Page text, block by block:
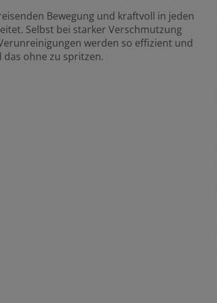
Bewegung und kraftvoll in jeden
Selbst bei starker Verschmutzung
werden so effizient und
ohne zu spritzen.